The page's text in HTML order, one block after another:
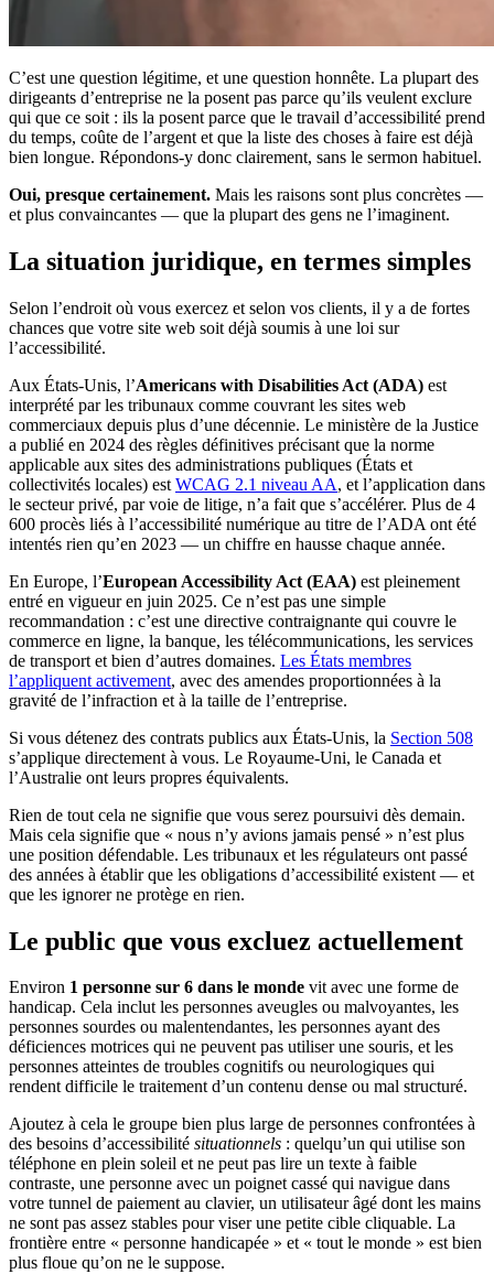
C’est une question légitime, et une question honnête. La plupart des
dirigeants d’entreprise ne la posent pas parce qu’ils veulent exclure
qui que ce soit : ils la posent parce que le travail d’accessibilité prend
du temps, coûte de l’argent et que la liste des choses à faire est déjà
bien longue. Répondons-y donc clairement, sans le sermon habituel.
Oui, presque certainement. Mais les raisons sont plus concrètes —
et plus convaincantes — que la plupart des gens ne l’imaginent.
La situation juridique, en termes simples
Selon l’endroit où vous exercez et selon vos clients, il y a de fortes
chances que votre site web soit déjà soumis à une loi sur
l’accessibilité.
Aux États-Unis, l’Americans with Disabilities Act (ADA) est
interprété par les tribunaux comme couvrant les sites web
commerciaux depuis plus d’une décennie. Le ministère de la Justice
a publié en 2024 des règles définitives précisant que la norme
applicable aux sites des administrations publiques (États et
collectivités locales) est WCAG 2.1 niveau AA, et l’application dans
le secteur privé, par voie de litige, n’a fait que s’accélérer. Plus de 4
600 procès liés à l’accessibilité numérique au titre de l’ADA ont été
intentés rien qu’en 2023 — un chiffre en hausse chaque année.
En Europe, l’European Accessibility Act (EAA) est pleinement
entré en vigueur en juin 2025. Ce n’est pas une simple
recommandation : c’est une directive contraignante qui couvre le
commerce en ligne, la banque, les télécommunications, les services
de transport et bien d’autres domaines. Les États membres
l’appliquent activement, avec des amendes proportionnées à la
gravité de l’infraction et à la taille de l’entreprise.
Si vous détenez des contrats publics aux États-Unis, la Section 508
s’applique directement à vous. Le Royaume-Uni, le Canada et
l’Australie ont leurs propres équivalents.
Rien de tout cela ne signifie que vous serez poursuivi dès demain.
Mais cela signifie que « nous n’y avions jamais pensé » n’est plus
une position défendable. Les tribunaux et les régulateurs ont passé
des années à établir que les obligations d’accessibilité existent — et
que les ignorer ne protège en rien.
Le public que vous excluez actuellement
Environ 1 personne sur 6 dans le monde vit avec une forme de
handicap. Cela inclut les personnes aveugles ou malvoyantes, les
personnes sourdes ou malentendantes, les personnes ayant des
déficiences motrices qui ne peuvent pas utiliser une souris, et les
personnes atteintes de troubles cognitifs ou neurologiques qui
rendent difficile le traitement d’un contenu dense ou mal structuré.
Ajoutez à cela le groupe bien plus large de personnes confrontées à
des besoins d’accessibilité situationnels : quelqu’un qui utilise son
téléphone en plein soleil et ne peut pas lire un texte à faible
contraste, une personne avec un poignet cassé qui navigue dans
votre tunnel de paiement au clavier, un utilisateur âgé dont les mains
ne sont pas assez stables pour viser une petite cible cliquable. La
frontière entre « personne handicapée » et « tout le monde » est bien
plus floue qu’on ne le suppose.